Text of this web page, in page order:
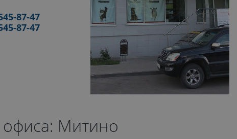
87-47
87-47
офиса: Митино